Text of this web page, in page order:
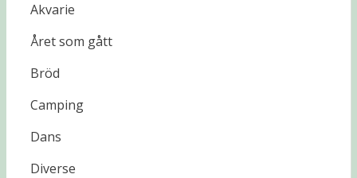
Akvarie
Året som gått
Bröd
Camping
Dans
Diverse